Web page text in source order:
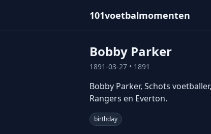
101voetbalmomenten
Bobby Parker
1891-03-27 • 1891
Bobby Parker, Schots
Rangers en Everton.
birthday